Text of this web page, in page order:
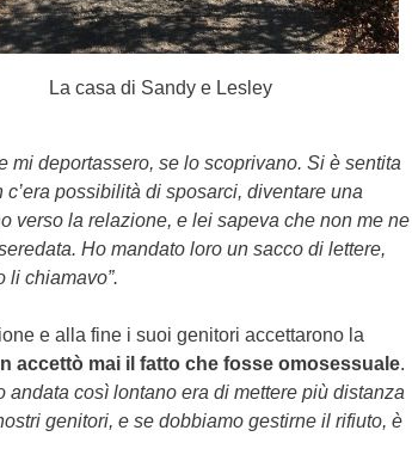
La casa di Sandy e Lesley
deportassero, se lo scoprivano. Si è sentita
possibilità di sposarci, diventare una
verso la relazione, e lei sapeva che non me ne
Ho mandato loro un sacco di lettere,
li chiamavo”.
e alla fine i suoi genitori accettarono la
accettò mai il fatto che fosse omosessuale.
così lontano era di mettere più distanza
genitori, e se dobbiamo gestirne il rifiuto, è